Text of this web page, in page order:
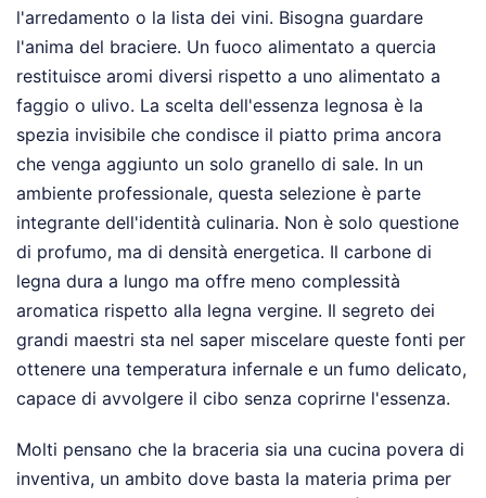
l'arredamento o la lista dei vini. Bisogna guardare
l'anima del braciere. Un fuoco alimentato a quercia
restituisce aromi diversi rispetto a uno alimentato a
faggio o ulivo. La scelta dell'essenza legnosa è la
spezia invisibile che condisce il piatto prima ancora
che venga aggiunto un solo granello di sale. In un
ambiente professionale, questa selezione è parte
integrante dell'identità culinaria. Non è solo questione
di profumo, ma di densità energetica. Il carbone di
legna dura a lungo ma offre meno complessità
aromatica rispetto alla legna vergine. Il segreto dei
grandi maestri sta nel saper miscelare queste fonti per
ottenere una temperatura infernale e un fumo delicato,
capace di avvolgere il cibo senza coprirne l'essenza.
Molti pensano che la braceria sia una cucina povera di
inventiva, un ambito dove basta la materia prima per